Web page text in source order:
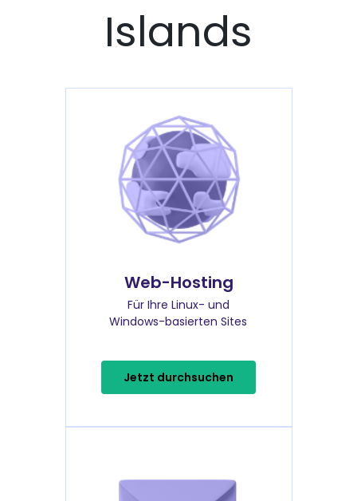
Islands
Web-Hosting
Für Ihre Linux- und
Windows-basierten Sites
Jetzt durchsuchen